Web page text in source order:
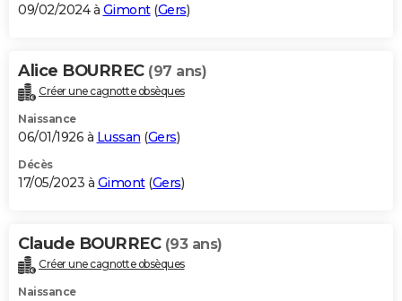
09/02/2024 à Gimont(Gers)
Alice BOURREC (97 ans)
Créer une cagnotte obsèques
Naissance
06/01/1926 à Lussan (Gers)
Décès
17/05/2023 à Gimont(Gers)
Claude BOURREC (93 ans)
Créer une cagnotte obsèques
Naissance